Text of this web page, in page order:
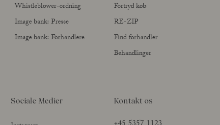
Whistleblower-ordning
Image bank: Presse
Image bank: Forhandlere
Fortryd køb
RE-ZIP
Find forhandler
Behandlinger
Sociale Medier Kontakt os